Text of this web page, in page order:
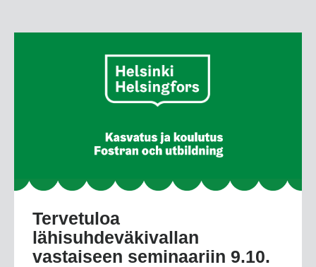
Tervetuloa
lähisuhdeväkivallan
vastaiseen seminaariin 9.10.